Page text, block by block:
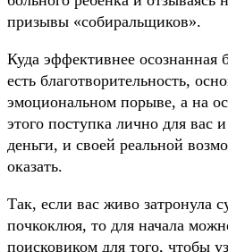
призывы «собиральщиков».
Куда эффективнее осознанная
есть благотворительность,
эмоциональном порыве, а на
этого поступка лично для вас
деньги, и своей реальной
оказать.
Так, если вас живо затронула
почкоклюя, то для начала
поисковиком для того, чтобы